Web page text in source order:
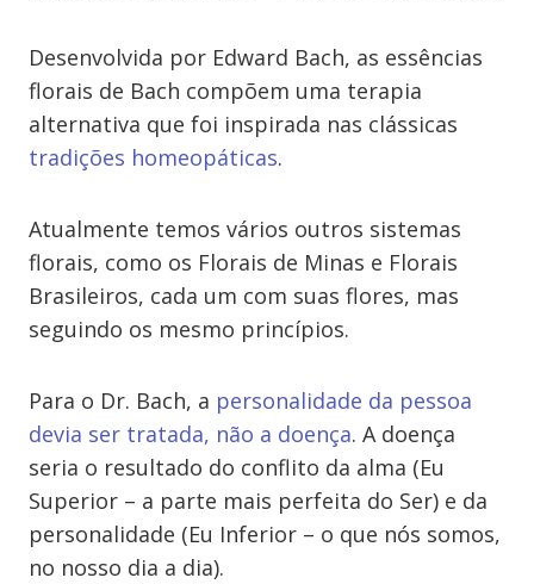
Desenvolvida por Edward Bach, as essências
florais de Bach compõem uma terapia
alternativa que foi inspirada nas clássicas
tradições homeopáticas.
Atualmente temos vários outros sistemas
florais, como os Florais de Minas e Florais
Brasileiros, cada um com suas flores, mas
seguindo os mesmo princípios.
Para o Dr. Bach, a personalidade da pessoa
devia ser tratada, não a doença. A doença
seria o resultado do conflito da alma (Eu
Superior – a parte mais perfeita do Ser) e da
personalidade (Eu Inferior – o que nós somos,
no nosso dia a dia).